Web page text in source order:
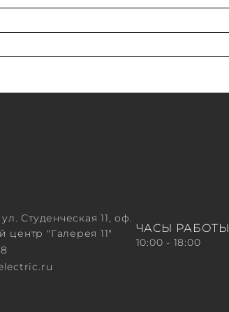
Студенческая 11, оф.
центр "Галерея 11"
ЧАСЫ РАБОТЫ
10:00 - 18:00